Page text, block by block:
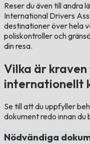
Reser du även till andra
International Drivers
destinationer över hela
poliskontroller och
din resa.
Vilka är
internationellt
Se till att du uppfyller
dokument redo innan du
Nödvändiga